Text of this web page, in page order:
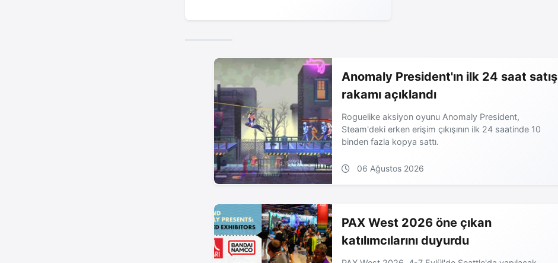
Anomaly President'ın ilk 24 saat satış
rakamı açıklandı
Roguelike aksiyon oyunu Anomaly President,
Steam'deki erken erişim çıkışının ilk 24 saatinde 10
binden fazla kopya sattı.
06 Ağustos 2026
PAX West 2026 öne çıkan
katılımcılarını duyurdu